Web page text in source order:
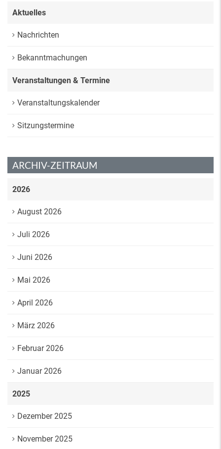
Aktuelles
Nachrichten
Bekanntmachungen
Veranstaltungen & Termine
Veranstaltungskalender
Sitzungstermine
ARCHIV-ZEITRAUM
2026
August 2026
Juli 2026
Juni 2026
Mai 2026
April 2026
März 2026
Februar 2026
Januar 2026
2025
Dezember 2025
November 2025